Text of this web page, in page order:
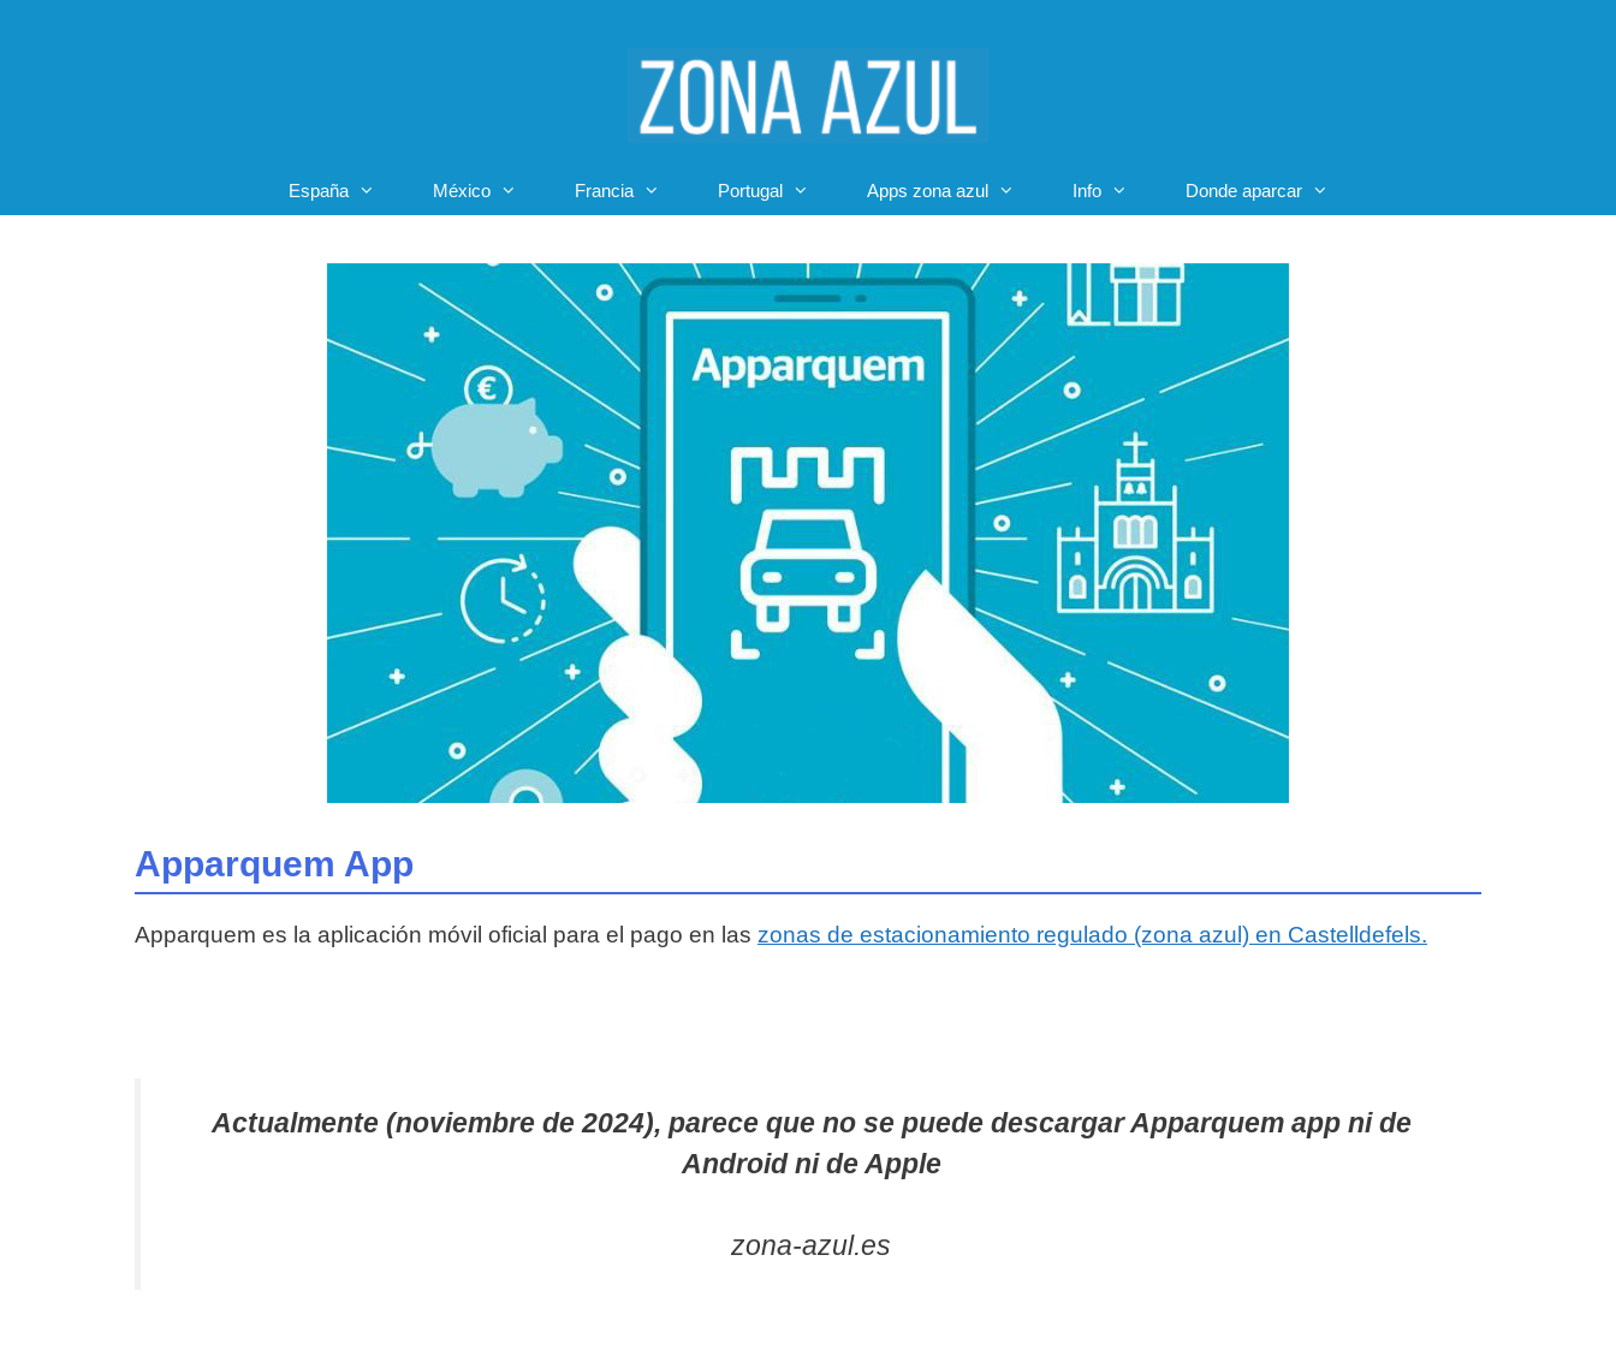
España México Francia Portugal Apps zona azul Info Donde aparcar
Apparquem App
Apparquem es la aplicación móvil oficial para el pago en las zonas de estacionamiento regulado (zona azul) en Castelldefels.
Actualmente (noviembre de 2024), parece que no se puede descargar Apparquem app ni de
Android ni de Apple
zona-azul.es